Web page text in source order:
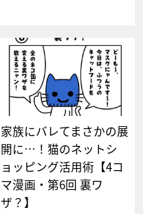
家族にバレてまさかの展
開に…！猫のネットシ
ョッピング活用術【4コ
マ漫画・第6回 裏ワ
ザ？】